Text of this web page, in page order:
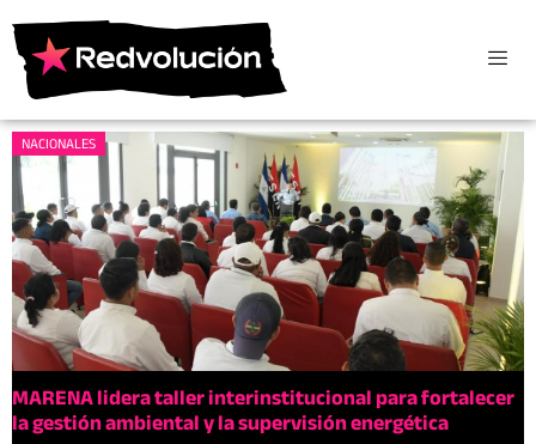
NACIONALES
MARENA lidera taller interinstitucional para fortalecer
la gestión ambiental y la supervisión energética